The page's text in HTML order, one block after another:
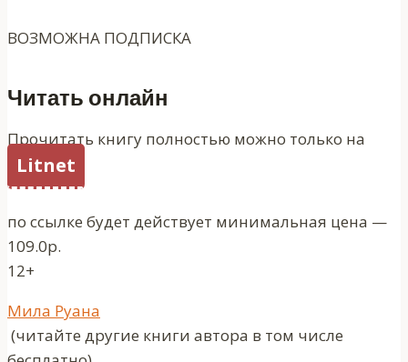
ВОЗМОЖНА ПОДПИСКА
Читать онлайн
Прочитать книгу полностью можно только на
Litnet
по ссылке будет действует минимальная цена —
109.0р.
12+
Метки
записи:
Мила Руана
(читайте другие книги автора в том числе